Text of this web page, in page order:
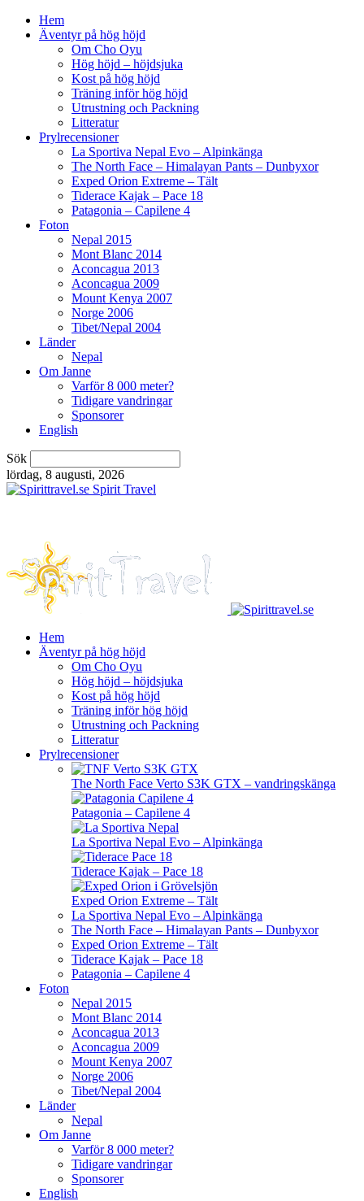
Hem
Äventyr på hög höjd
Om Cho Oyu
Hög höjd – höjdsjuka
Kost på hög höjd
Träning inför hög höjd
Utrustning och Packning
Litteratur
Prylrecensioner
La Sportiva Nepal Evo – Alpinkänga
The North Face – Himalayan Pants – Dunbyxor
Exped Orion Extreme – Tält
Tiderace Kajak – Pace 18
Patagonia – Capilene 4
Foton
Nepal 2015
Mont Blanc 2014
Aconcagua 2013
Aconcagua 2009
Mount Kenya 2007
Norge 2006
Tibet/Nepal 2004
Länder
Nepal
Om Janne
Varför 8 000 meter?
Tidigare vandringar
Sponsorer
English
Sök
lördag, 8 augusti, 2026
Spirit Travel
Hem
Äventyr på hög höjd
Om Cho Oyu
Hög höjd – höjdsjuka
Kost på hög höjd
Träning inför hög höjd
Utrustning och Packning
Litteratur
Prylrecensioner
The North Face Verto S3K GTX – vandringskänga
Patagonia – Capilene 4
La Sportiva Nepal Evo – Alpinkänga
Tiderace Kajak – Pace 18
Exped Orion Extreme – Tält
La Sportiva Nepal Evo – Alpinkänga
The North Face – Himalayan Pants – Dunbyxor
Exped Orion Extreme – Tält
Tiderace Kajak – Pace 18
Patagonia – Capilene 4
Foton
Nepal 2015
Mont Blanc 2014
Aconcagua 2013
Aconcagua 2009
Mount Kenya 2007
Norge 2006
Tibet/Nepal 2004
Länder
Nepal
Om Janne
Varför 8 000 meter?
Tidigare vandringar
Sponsorer
English